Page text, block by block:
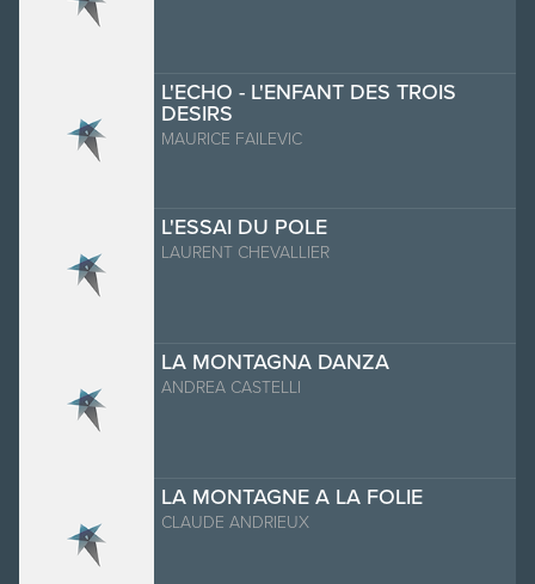
L'ECHO - L'ENFANT DES TROIS
DESIRS
MAURICE FAILEVIC
L'ESSAI DU POLE
LAURENT CHEVALLIER
LA MONTAGNA DANZA
ANDREA CASTELLI
LA MONTAGNE A LA FOLIE
CLAUDE ANDRIEUX